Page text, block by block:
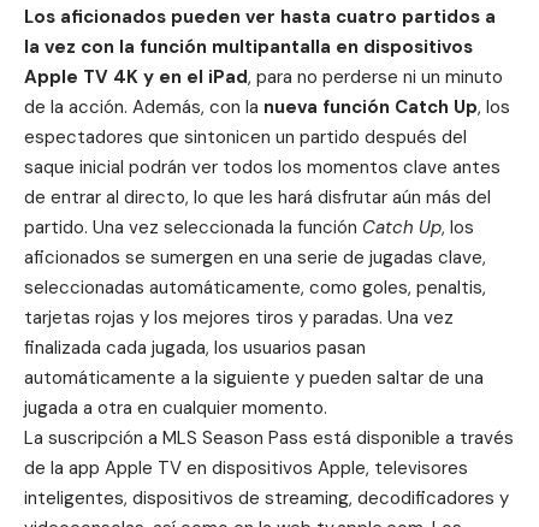
Los aficionados pueden ver hasta cuatro partidos a
la vez con la función multipantalla en dispositivos
Apple TV 4K y en el iPad, para no perderse ni un minuto
de la acción. Además, con la nueva función Catch Up, los
espectadores que sintonicen un partido después del
saque inicial podrán ver todos los momentos clave antes
de entrar al directo, lo que les hará disfrutar aún más del
partido. Una vez seleccionada la función Catch Up, los
aficionados se sumergen en una serie de jugadas clave,
seleccionadas automáticamente, como goles, penaltis,
tarjetas rojas y los mejores tiros y paradas. Una vez
finalizada cada jugada, los usuarios pasan
automáticamente a la siguiente y pueden saltar de una
jugada a otra en cualquier momento.
La suscripción a MLS Season Pass está disponible a través
de la app Apple TV en dispositivos Apple, televisores
inteligentes, dispositivos de streaming, decodificadores y